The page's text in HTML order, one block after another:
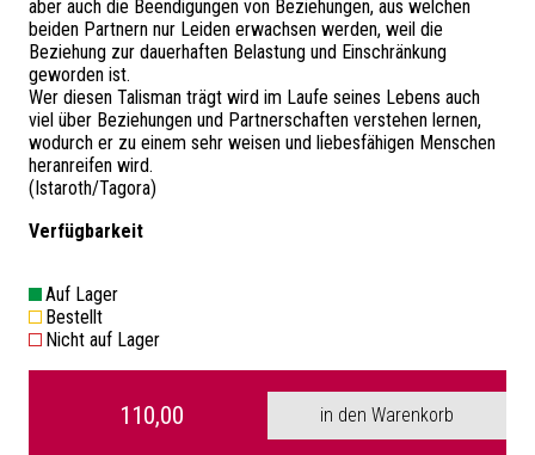
aber auch die Beendigungen von Beziehungen, aus welchen
beiden Partnern nur Leiden erwachsen werden, weil die
Beziehung zur dauerhaften Belastung und Einschränkung
geworden ist.
Wer diesen Talisman trägt wird im Laufe seines Lebens auch
viel über Beziehungen und Partnerschaften verstehen lernen,
wodurch er zu einem sehr weisen und liebesfähigen Menschen
heranreifen wird.
(Istaroth/Tagora)
Verfügbarkeit
Auf Lager
Bestellt
Nicht auf Lager
110,00 in den Warenkorb